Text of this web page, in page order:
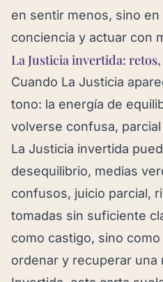
en sentir menos, sino
conciencia y actuar con
La Justicia invertida:
Cuando La Justicia
tono: la energía de
volverse confusa,
La Justicia invertida
desequilibrio, medias
confusos, juicio parcial,
tomadas sin suficiente
como castigo, sino como
ordenar y recuperar una